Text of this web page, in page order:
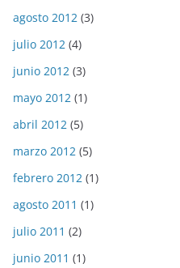
agosto 2012 (3)
julio 2012 (4)
junio 2012 (3)
mayo 2012 (1)
abril 2012 (5)
marzo 2012 (5)
febrero 2012 (1)
agosto 2011 (1)
julio 2011 (2)
junio 2011 (1)